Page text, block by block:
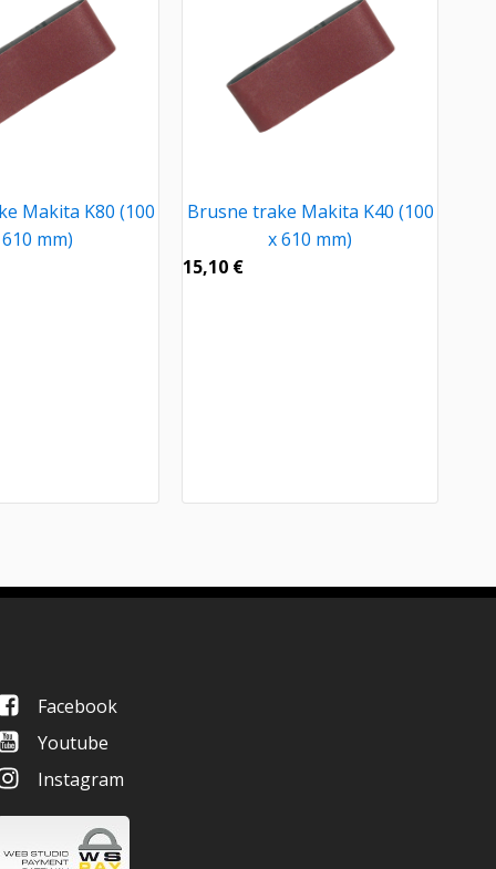
Makita K80 (100
mm)
Brusne trake Makita K40 (100
x 610 mm)
15,10 €
Facebook
Youtube
Instagram